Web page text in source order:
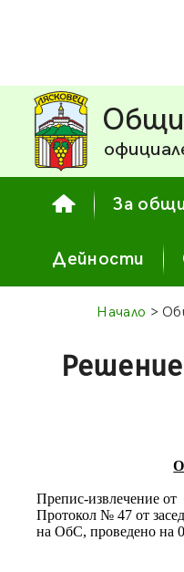
За
Дейности
Начало >
Препис-извлечение от
Протокол № 47 от
на ОбС, проведено на